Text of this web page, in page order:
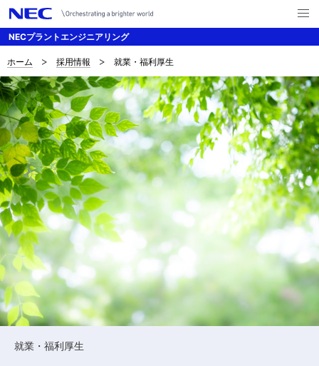
NECプラントエンジニアリング
メ
ニ
く
ナ
ビ
ゲ
ー
シ
ョ
ン
B
r
e
a
d
c
r
u
m
b
n
ホーム 採用情報 就業・福利厚生
就業・福利厚生